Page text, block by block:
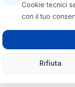
Canale WhatsApp
Telegram
©
Cookie tecnici
con il tuo
Rifiuta